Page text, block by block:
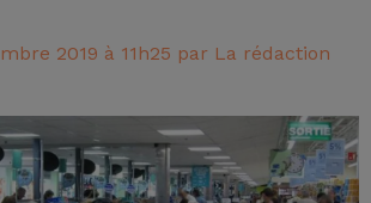
2019 à 11h25 par La rédaction